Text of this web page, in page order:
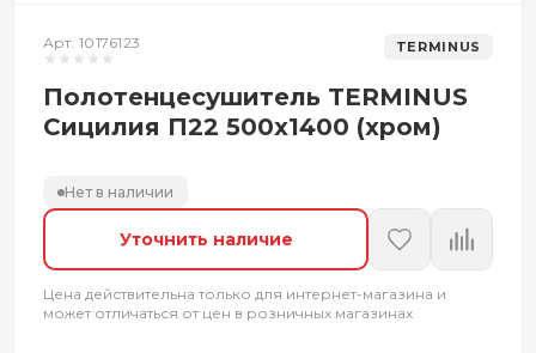
Арт. 10176123 TERMINUS
Полотенцесушитель TERMINUS
Сицилия П22 500x1400 (хром)
Нет в наличии
Уточнить наличие
Цена действительна только для интернет-магазина и
может отличаться от цен в розничных магазинах